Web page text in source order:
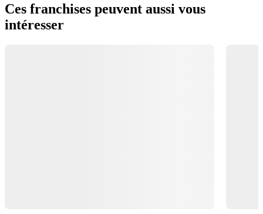
Ces franchises peuvent aussi vous
intéresser